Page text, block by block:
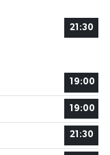
21:30
19:00
19:00
21:30